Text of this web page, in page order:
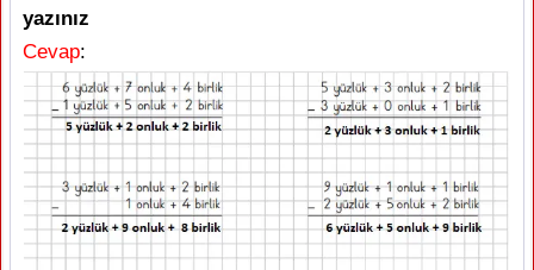
yazınız
Cevap: